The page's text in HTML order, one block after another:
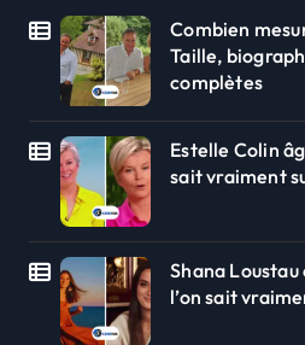
Combien
Taille,
complètes
Estelle Colin
sait vraiment
Shana
l’on sait